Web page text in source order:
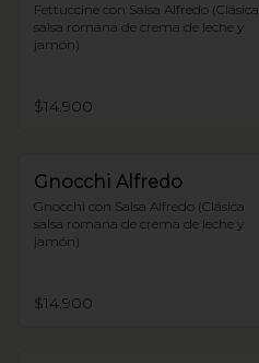
Fettuccine con Salsa Alfredo (Clásica
salsa romana de crema de leche y
jamón)
$14.900
Gnocchi Alfredo
Gnocchi con Salsa Alfredo (Clásica
salsa romana de crema de leche y
jamón)
$14.900